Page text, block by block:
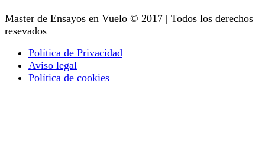
Master de Ensayos en Vuelo © 2017 | Todos los derechos
resevados
Política de Privacidad
Aviso legal
Política de cookies